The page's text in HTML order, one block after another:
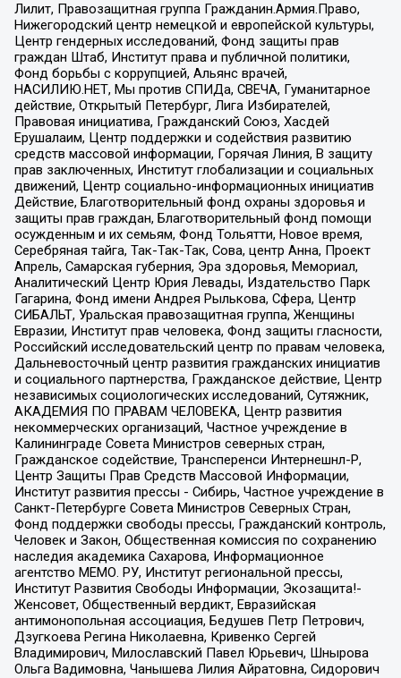
Лилит, Правозащитная группа Гражданин.Армия.Право,
Нижегородский центр немецкой и европейской культуры,
Центр гендерных исследований, Фонд защиты прав
граждан Штаб, Институт права и публичной политики,
Фонд борьбы с коррупцией, Альянс врачей,
НАСИЛИЮ.НЕТ, Мы против СПИДа, СВЕЧА, Гуманитарное
действие, Открытый Петербург, Лига Избирателей,
Правовая инициатива, Гражданский Союз, Хасдей
Ерушалаим, Центр поддержки и содействия развитию
средств массовой информации, Горячая Линия, В защиту
прав заключенных, Институт глобализации и социальных
движений, Центр социально-информационных инициатив
Действие, Благотворительный фонд охраны здоровья и
защиты прав граждан, Благотворительный фонд помощи
осужденным и их семьям, Фонд Тольятти, Новое время,
Серебряная тайга, Так-Так-Так, Сова, центр Анна, Проект
Апрель, Самарская губерния, Эра здоровья, Мемориал,
Аналитический Центр Юрия Левады, Издательство Парк
Гагарина, Фонд имени Андрея Рылькова, Сфера, Центр
СИБАЛЬТ, Уральская правозащитная группа, Женщины
Евразии, Институт прав человека, Фонд защиты гласности,
Российский исследовательский центр по правам человека,
Дальневосточный центр развития гражданских инициатив
и социального партнерства, Гражданское действие, Центр
независимых социологических исследований, Сутяжник,
АКАДЕМИЯ ПО ПРАВАМ ЧЕЛОВЕКА, Центр развития
некоммерческих организаций, Частное учреждение в
Калининграде Совета Министров северных стран,
Гражданское содействие, Трансперенси Интернешнл-Р,
Центр Защиты Прав Средств Массовой Информации,
Институт развития прессы - Сибирь, Частное учреждение в
Санкт-Петербурге Совета Министров Северных Стран,
Фонд поддержки свободы прессы, Гражданский контроль,
Человек и Закон, Общественная комиссия по сохранению
наследия академика Сахарова, Информационное
агентство МЕМО. РУ, Институт региональной прессы,
Институт Развития Свободы Информации, Экозащита!-
Женсовет, Общественный вердикт, Евразийская
антимонопольная ассоциация, Бедушев Петр Петрович,
Дзугкоева Регина Николаевна, Кривенко Сергей
Владимирович, Милославский Павел Юрьевич, Шнырова
Ольга Вадимовна, Чанышева Лилия Айратовна, Сидорович